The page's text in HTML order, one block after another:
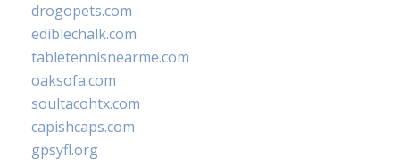
drogopets.com
ediblechalk.com
tabletennisnearme.com
oaksofa.com
soultacohtx.com
capishcaps.com
gpsyfl.org